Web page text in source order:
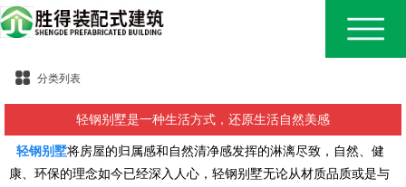
分类列表
轻钢别墅是一种生活方式，还原生活自然美感
轻钢别墅将房屋的归属感和自然清净感发挥的淋漓尽致，自然、健
康、环保的理念如今已经深入人心，轻钢别墅无论从材质品质或是与